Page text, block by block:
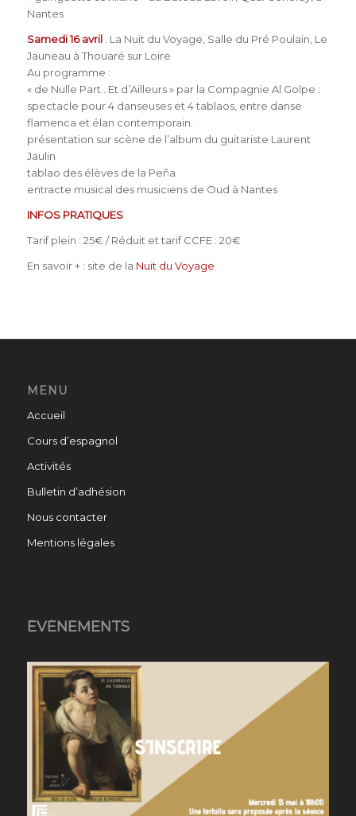
Nantes
Samedi 16 avril: La Nuit du Voyage, Salle du Pré Poulain, Le
Jauneau à Thouaré sur Loire
Au programme :
« de Nulle Part…Et d’Ailleurs » par la Compagnie Al Golpe :
spectacle pour 4 danseuses et 4 tablaos, entre danse
flamenca et élan contemporain.
présentation sur scène de l’album du guitariste Laurent
Jaulin
tablao des élèves de la Peña
entracte musical des musiciens de Oud à Nantes
INFOS PRATIQUES
Tarif plein : 25€ / Réduit et tarif CCFE : 20€
En savoir + : site de la Nuit du Voyage
MENU
Accueil
Cours d’espagnol
Activités
Bulletin d’adhésion
Nous contacter
Mentions légales
ÉVÉNEMENTS